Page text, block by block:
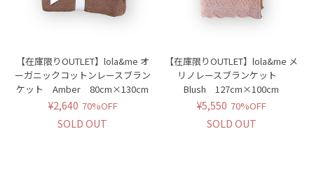
【在庫限りOUTLET】lola&me オ
ーガニックコットンレースブラン
ケット Amber 80cm×130cm
¥2,640 70%OFF
SOLD OUT
【在庫限りOUTLET】lola&me メ
リノレースブランケット
Blush 127cm×100cm
¥5,550 70%OFF
SOLD OUT